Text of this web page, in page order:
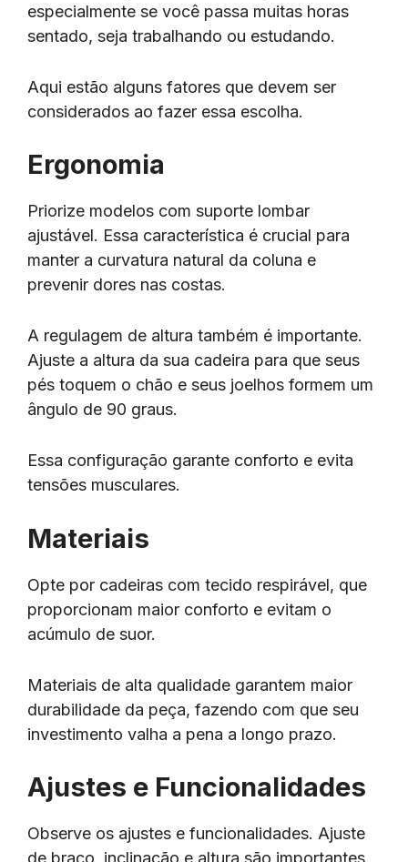
especialmente se você passa muitas horas
sentado, seja trabalhando ou estudando.
Aqui estão alguns fatores que devem ser
considerados ao fazer essa escolha.
Ergonomia
Priorize modelos com suporte lombar
ajustável. Essa característica é crucial para
manter a curvatura natural da coluna e
prevenir dores nas costas.
A regulagem de altura também é importante.
Ajuste a altura da sua cadeira para que seus
pés toquem o chão e seus joelhos formem um
ângulo de 90 graus.
Essa configuração garante conforto e evita
tensões musculares.
Materiais
Opte por cadeiras com tecido respirável, que
proporcionam maior conforto e evitam o
acúmulo de suor.
Materiais de alta qualidade garantem maior
durabilidade da peça, fazendo com que seu
investimento valha a pena a longo prazo.
Ajustes e Funcionalidades
Observe os ajustes e funcionalidades. Ajuste
de braço, inclinação e altura são importantes